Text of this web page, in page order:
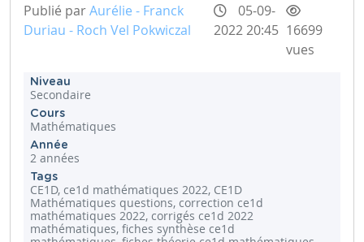
Publié parAurélie - Franck
Duriau - Roch Vel Pokwiczal
05-09-
2022 20:45 16699
vues
Niveau
Secondaire
Cours
Mathématiques
Année
2 années
Tags
CE1D, ce1d mathématiques 2022, CE1D
Mathématiques questions, correction ce1d
mathématiques 2022, corrigés ce1d 2022
mathématiques, fiches synthèse ce1d